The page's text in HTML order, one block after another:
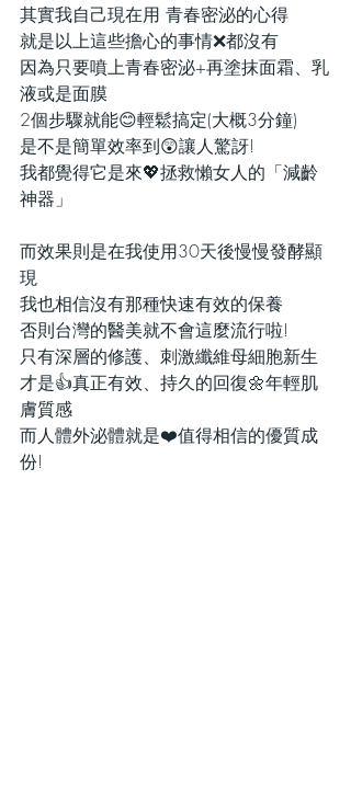
其實我自己現在用 青春密泌的心得
就是以上這些擔心的事情❌都沒有
因為只要噴上青春密泌+再塗抹面霜、乳
液或是面膜
2個步驟就能😊輕鬆搞定(大概3分鐘)
是不是簡單效率到😲讓人驚訝!
我都覺得它是來💖拯救懶女人的「減齡
神器」
而效果則是在我使用30天後慢慢發酵顯
現
我也相信沒有那種快速有效的保養
否則台灣的醫美就不會這麼流行啦!
只有深層的修護、刺激纖維母細胞新生
才是👍真正有效、持久的回復🌼年輕肌
膚質感
而人體外泌體就是❤️值得相信的優質成
份!